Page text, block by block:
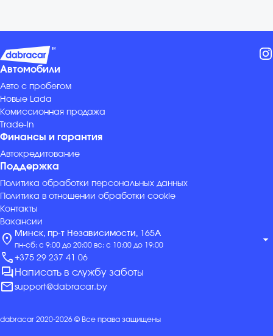
Автомобили
Авто с пробегом
Новые Lada
Комиссионная продажа
Trade-in
Финансы и гарантия
Автокредитование
Поддержка
Политика обработки персональных данных
Политика в отношении обработки cookie
Контакты
Вакансии
location_on Минск, пр-т Независимости, 165А
пн-сб: с 9:00 до 20:00 вс: с 10:00 до 19:00
arrow_drop_down
call +375 29 237 41 06
forum Написать в службу заботы
mail support@dabracar.by
dabracar 2020-2026 © Все права защищены